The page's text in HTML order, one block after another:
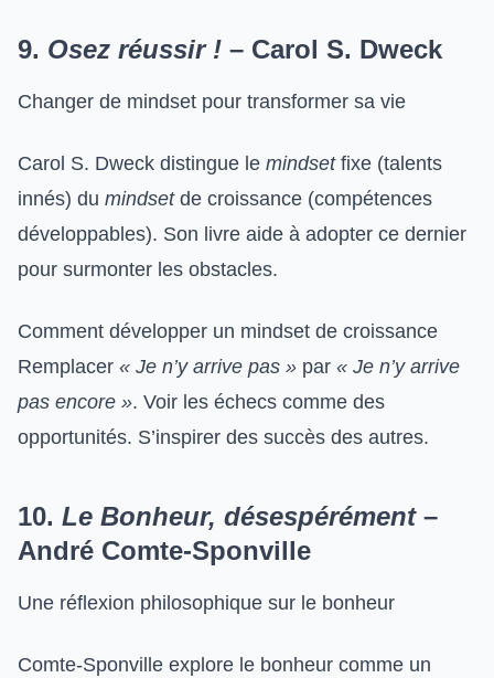
9. Osez réussir ! – Carol S. Dweck
Changer de mindset pour transformer sa vie
Carol S. Dweck distingue le mindsetfixe (talents
innés) du mindsetde croissance (compétences
développables). Son livre aide à adopter ce dernier
pour surmonter les obstacles.
Comment développer un mindset de croissance
Remplacer « Je n’y arrive pas » par « Je n’y arrive
pas encore ». Voir les échecs comme des
opportunités. S’inspirer des succès des autres.
10. Le Bonheur, désespérément–
André Comte-Sponville
Une réflexion philosophique sur le bonheur
Comte-Sponville explore le bonheur comme un